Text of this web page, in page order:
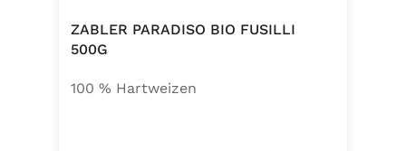
ZABLER PARADISO BIO FUSILLI
500G
100 % Hartweizen